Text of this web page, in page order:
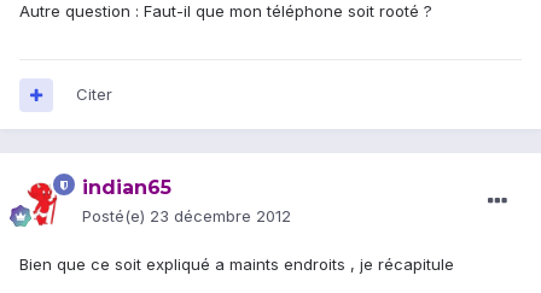
Autre question : Faut-il que mon téléphone soit rooté ?
Citer
indian65
Posté(e) 23 décembre 2012
Bien que ce soit expliqué a maints endroits , je récapitule